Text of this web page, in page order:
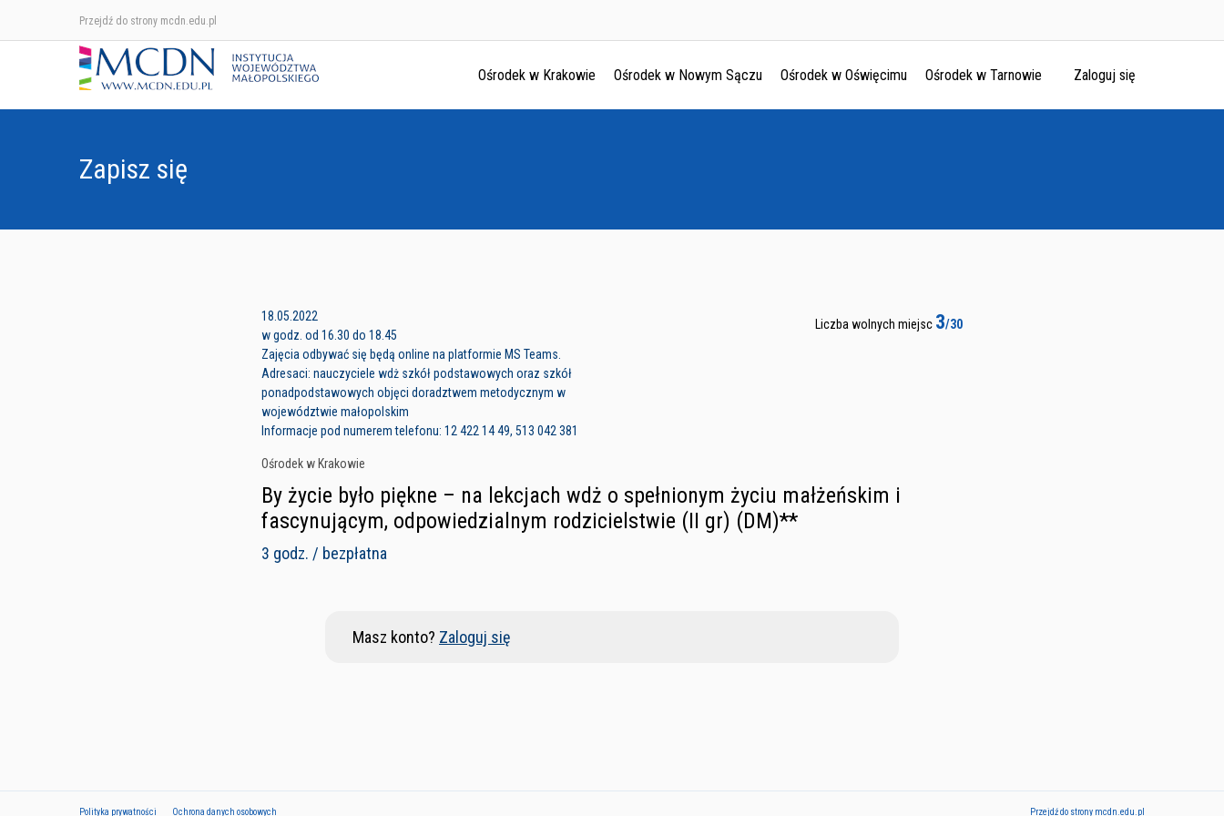
Przejdź do strony mcdn.edu.pl
Ośrodek w Krakowie Ośrodek w Nowym Sączu Ośrodek w Oświęcimu Ośrodek w Tarnowie Zaloguj się
Zapisz się
18.05.2022
w godz. od 16.30 do 18.45
Zajęcia odbywać się będą online na platformie MS Teams.
Adresaci: nauczyciele wdż szkół podstawowych oraz szkół
ponadpodstawowych objęci doradztwem metodycznym w
województwie małopolskim
Informacje pod numerem telefonu: 12 422 14 49, 513 042 381
Ośrodek w Krakowie
Liczba wolnych miejsc 3/30
By życie było piękne – na lekcjach wdż o spełnionym życiu małżeńskim i
fascynującym, odpowiedzialnym rodzicielstwie (II gr) (DM)**
3 godz. / bezpłatna
Masz konto? Zaloguj się
Polityka prywatności Ochrona danych osobowych Przejdź do strony mcdn.edu.pl
Ośrodek w Krakowie